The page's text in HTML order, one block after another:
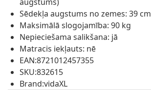
Sēdekļa augstums no zemes: 39 cm
Maksimālā slogojamība: 90 kg
Nepieciešama salikšana: jā
Matracis iekļauts: nē
EAN:8721012457355
SKU:832615
Brand:vidaXL